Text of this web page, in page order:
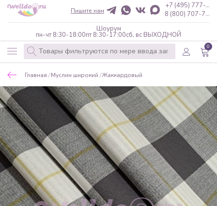
Шоурум
пн-чт 8:30-18:00пт 8:30-17:00сб, вс ВЫХОДНОЙ
+7 (495) 777-...
8 (800) 707-7...
Пишите нам
0
Главная Муслин широкий Жаккардовый